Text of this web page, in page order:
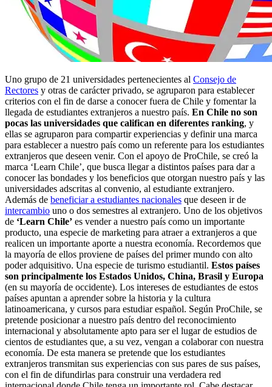
Uno grupo de 21 universidades pertenecientes al Consejo de
Rectores y otras de carácter privado, se agruparon para establecer
criterios con el fin de darse a conocer fuera de Chile y fomentar la
llegada de estudiantes extranjeros a nuestro país. En Chile no son
pocas las universidades que califican en diferentes ranking, y
ellas se agruparon para compartir experiencias y definir una marca
para establecer a nuestro país como un referente para los estudiantes
extranjeros que deseen venir. Con el apoyo de ProChile, se creó la
marca ‘Learn Chile’, que busca llegar a distintos países para dar a
conocer las bondades y los beneficios que otorgan nuestro país y las
universidades adscritas al convenio, al estudiante extranjero.
Además de beneficiar a estudiantes nacionales que deseen ir de
intercambio uno o dos semestres al extranjero. Uno de los objetivos
de ‘Learn Chile’ es vender a nuestro país como un importante
producto, una especie de marketing para atraer a extranjeros a que
realicen un importante aporte a nuestra economía. Recordemos que
la mayoría de ellos proviene de países del primer mundo con alto
poder adquisitivo. Una especie de turismo estudiantil. Estos países
son principalmente los Estados Unidos, China, Brasil y Europa
(en su mayoría de occidente). Los intereses de estudiantes de estos
países apuntan a aprender sobre la historia y la cultura
latinoamericana, y cursos para estudiar español. Según ProChile, se
pretende posicionar a nuestro país dentro del reconocimiento
internacional y absolutamente apto para ser el lugar de estudios de
cientos de estudiantes que, a su vez, vengan a colaborar con nuestra
economía. De esta manera se pretende que los estudiantes
extranjeros transmitan sus experiencias con sus pares de sus países,
con el fin de difundirlas para construir una verdadera red